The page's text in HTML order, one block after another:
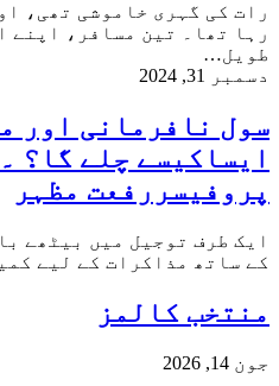
رات کی گہری خاموشی تھی،
رہا تھا۔ تین مسافر، اپنے
طویل…
دسمبر 31, 2024
سول نافرمانی اور
ایساکیسے چلے گا؟
پروفیسررفعت مظہر
ایک طرف توجیل میں بیٹھے
کے ساتھ مذاکرات کے لیے
منتخب کالمز
جون 14, 2026